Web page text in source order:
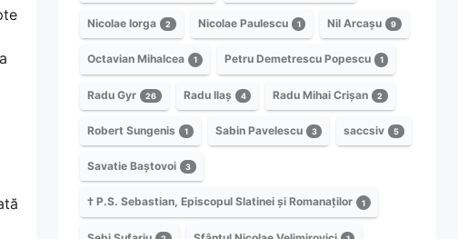
Nicolae Iorga 2 Nicolae Paulescu 1 Nil Arcașu 9
Octavian Mihalcea 1 Petru Demetrescu Popescu 1
Radu Gyr 26 Radu Ilaș 4 Radu Mihai Crișan 2
Robert Sungenis 1 Sabin Pavelescu 3 saccsiv 5
Savatie Baștovoi 3
† P.S. Sebastian, Episcopul Slatinei și Romanaților 1